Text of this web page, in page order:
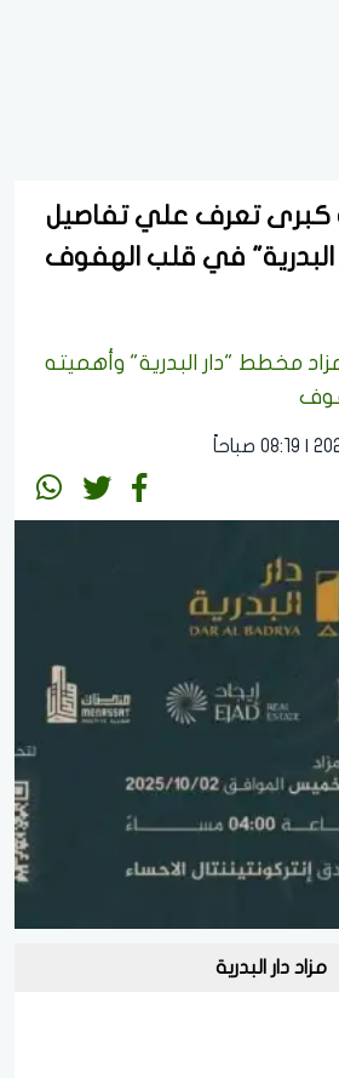
كبرى تعرف علي تفاصيل
البدرية" في قلب الهفوف
مخطط "دار البدرية" وأهميته
مزاد دار البدرية